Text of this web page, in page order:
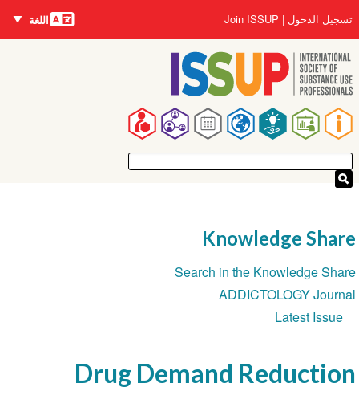
إلى
المحتوى
الرئيسي
Main
navigation
User
account
menu
تسجيل الدخول Join ISSUP اللغات
اللغة
Drug Demand Reduction
Knowledge Share
Section
navigation
Search in the Knowledge Share
ADDICTOLOGY Journal
Latest Issue